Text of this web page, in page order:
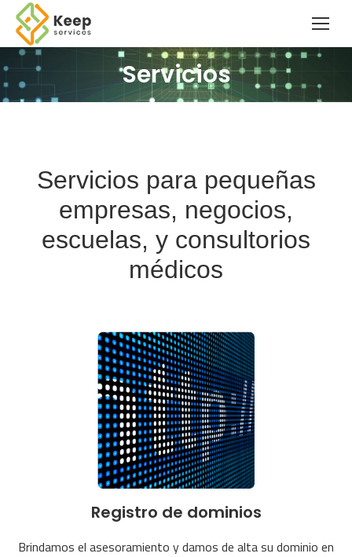
Servicios
Servicios para pequeñas
empresas, negocios,
escuelas, y consultorios
médicos
Registro de dominios
Brindamos el asesoramiento y damos de alta su dominio en